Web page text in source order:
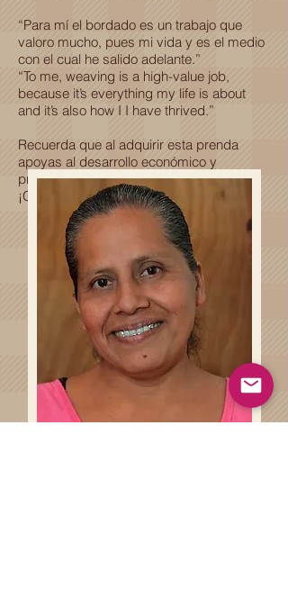
“Para mí el bordado es un trabajo que
valoro mucho, pues mi vida y es el medio
con el cual he salido adelante.”
“To me, weaving is a high-value job,
because it’s everything my life is about
and it’s also how I I have thrived.”
Recuerda que al adquirir esta prenda
apoyas al desarrollo económico y
profesional de una familia Oaxaqueña.
¡Gracias por ser parte de esta historia!